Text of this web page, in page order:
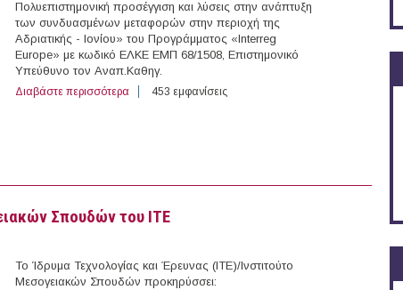
Πολυεπιστημονική προσέγγιση και λύσεις στην ανάπτυξη
των συνδυασμένων μεταφορών στην περιοχή της
Αδριατικής - Ιονίου» του Προγράμματος «Interreg
Europe» με κωδικό ΕΛΚΕ ΕΜΠ 68/1508, Επιστημονικό
Υπεύθυνο τον Αναπ.Καθηγ.
Διαβάστε περισσότερα για 1 άτομο με Σύμβαση Μίσθωσης Έργου στο Εθνικό
453 εμφανίσεις
Σπουδών του ΙΤΕ
To Ίδρυμα Τεχνολογίας και Έρευνας (ΙΤΕ)/Ινστιτούτο
Μεσογειακών Σπουδών προκηρύσσει: